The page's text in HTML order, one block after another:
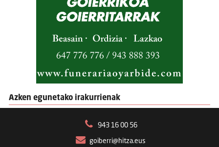
Azken egunetako irakurrienak
943 16 00 56
goiberri@hitza.eus